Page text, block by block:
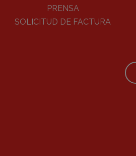
PRENSA
SOLICITUD DE FACTURA